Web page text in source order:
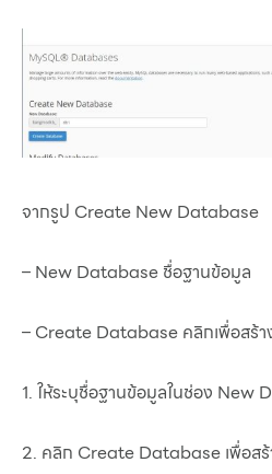
จากรูป Create New Database
– New Database ชื่อฐานข้อมูล
– Create Database คลิกเพื่อสร้า
1. ให้ระบุชื่อฐานข้อมูลในช่อง New
2. คลิก Create Database เพื่อส